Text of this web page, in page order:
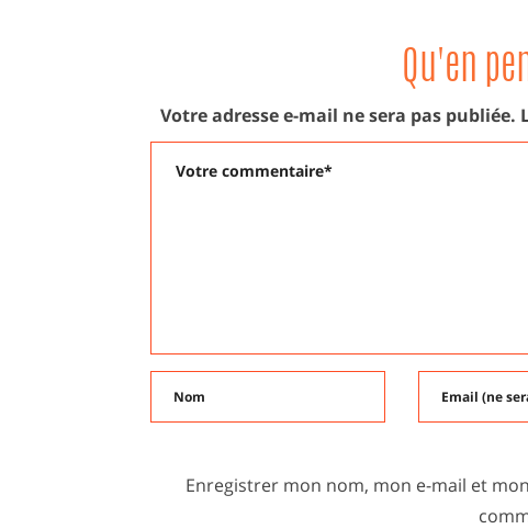
Qu'en
Votre adresse e-mail ne sera pas publiée.
Enregistrer mon nom, mon e-mail et